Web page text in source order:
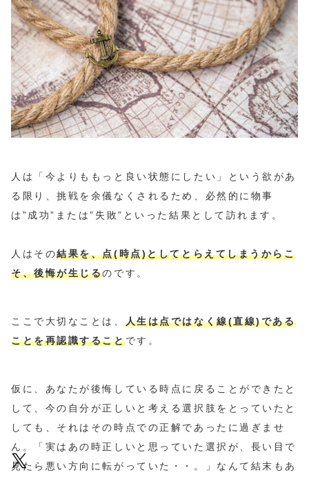
人は「今よりももっと良い状態にしたい」という欲があ
る限り、挑戦を余儀なくされるため、必然的に物事
は”成功”または”失敗”といった結果として訪れます。
人はその結果を、点(時点)としてとらえてしまうからこ
そ、後悔が生じるのです。
ここで大切なことは、 人生は点ではなく線(直線)である
ことを再認識することです。
仮に、あなたが後悔している時点に戻ることができたと
して、今の自分が正しいと考える選択肢をとっていたと
しても、それはその時点での正解であったに過ぎませ
ん。「実はあの時正しいと思っていた選択が、長い目で
見たら悪い方向に転がっていた・・。」なんて結末もあ